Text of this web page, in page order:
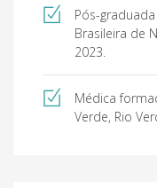
Pós-
Brasileira de
2023.
Médica
Verde, Rio